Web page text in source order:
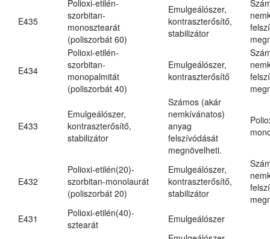
E435
Polioxi-etilén-
szorbitan-
monosztearát
(poliszorbát 60)
Emulgeálószer,
kontraszterősítő,
stabilizátor
E434
Polioxi-etilén-
szorbitan-
monopalmitát
(poliszorbát 40)
Emulgeálószer,
kontraszterősítő
E433
Emulgeálószer,
kontraszterősítő,
stabilizátor
Számos (akár
nemkívánatos)
anyag
felszívódását
megnövelheti.
E432
Polioxi-etilén(20)-
szorbitan-monolaurát
(poliszorbát 20)
Emulgeálószer,
kontraszterősítő,
stabilizátor
E431
Polioxi-etilén(40)-
sztearát
Emulgeálószer